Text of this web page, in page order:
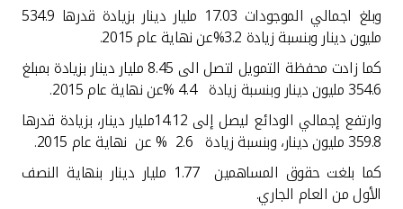
وبلغ اجمالي الموجودات 17.03 مليار دينار بزيادة قدرها 534.9
مليون دينار وبنسبة زيادة 3.2%عن نهاية عام 2015.
كما زادت محفظة التمويل لتصل الى 8.45 مليار دينار بزيادة بمبلغ
354.6 مليون دينار وبنسبة زيادة 4.4 %عن نهاية عام 2015.
وارتفع إجمالي الودائع ليصل إلى 14.12مليار دينار، بزيادة قدرها
359.8 مليون دينار، وبنسبة زيادة 2.6 % عن نهاية عام 2015.
كما بلغت حقوق المساهمين 1.77 مليار دينار بنهاية النصف
الأول من العام الجاري.